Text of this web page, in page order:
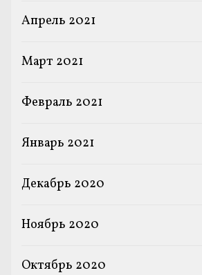
Апрель 2021
Март 2021
Февраль 2021
Январь 2021
Декабрь 2020
Ноябрь 2020
Октябрь 2020